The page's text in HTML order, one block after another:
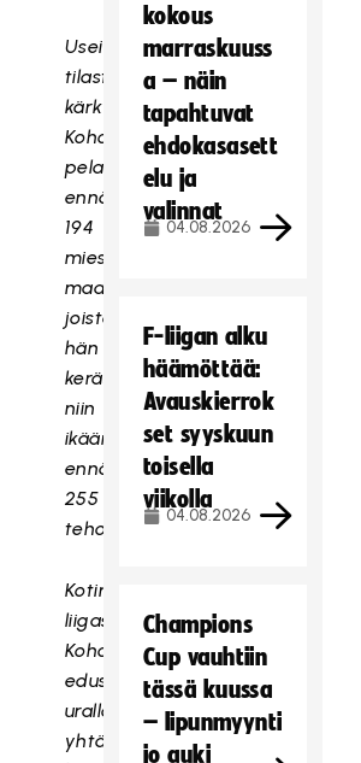
Useiden
tilastojen
kärkimies
Kohonen
pelasi
ennätykselliset
194
miesten
maaottelua,
joista
hän
keräsi
niin
ikään
ennätykselliset
255
tehopistettä.
Kotimaan
liigassa
Kohonen
edusti
urallaan
yhtä
kokous
marraskuuss
a – näin
tapahtuvat
ehdokasasett
elu ja
valinnat
04.08.2026
F-liigan alku
häämöttää:
Avauskierrok
set syyskuun
toisella
viikolla
04.08.2026
Champions
Cup vauhtiin
tässä kuussa
– lipunmyynti
jo auki